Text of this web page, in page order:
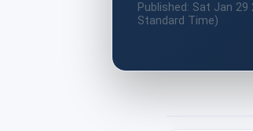
Published: Sat Jan
Standard Time)